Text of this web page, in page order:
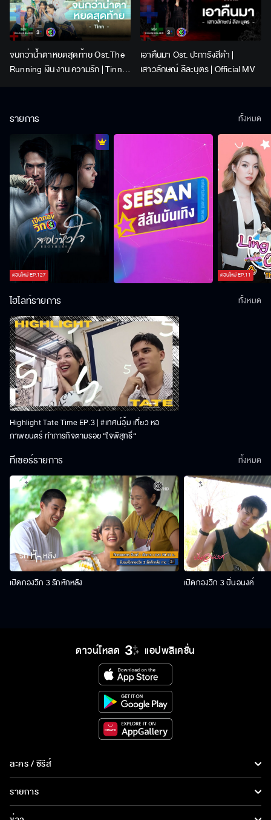
จนกว่าน้ำตาหยดสุดท้าย Ost.The
Running เงิน งาน ความรัก | Tinn |
เอาคืนมา Ost. ปะการังสีดำ |
เสาวลักษณ์ ลีละบุตร | Official MV
รายการ
ตอนใหม่EP.127 ตอนใหม่EP.11
ทั้งหมด
ไฮไลท์รายการ
Highlight Tate Time EP.3 | #เทศน์อุ้ม เที่ยว หอ
ภาพยนตร์ ทำภารกิจตามรอย “ใจพิสุทธิ์“
ทั้งหมด
ทีเซอร์รายการ
เปิดกองวิก 3 รักหักหลัง เปิดกองวิก 3 ปิ่นอนงค์
ทั้งหมด
ดาวน์โหลด แอปพลิเคชั่น
ละคร / ซีรีส์
ละคร/ซีรีส์
ซีรีส์นานาชาติ
รายการ
รายการทั้งหมด